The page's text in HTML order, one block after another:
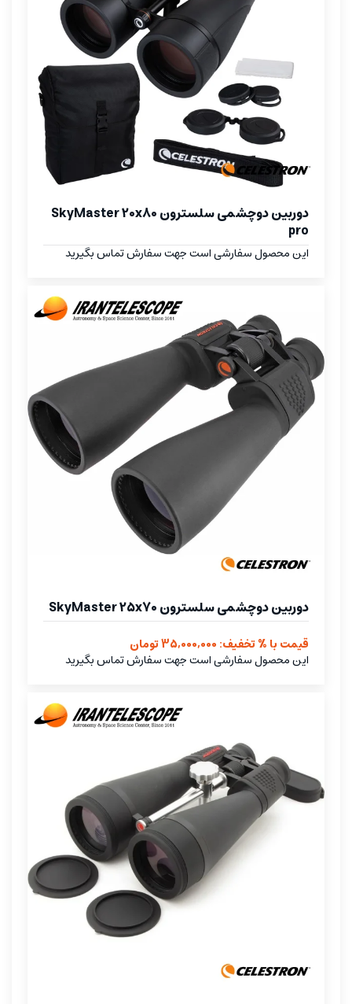
دوربین دوچشمی سلسترون SkyMaster 20x80
pro
این محصول سفارشی است جهت سفارش تماس بگیرید
دوربین دوچشمی سلسترون SkyMaster 25x70
قیمت با % تخفیف: 35,000,000 تومان
این محصول سفارشی است جهت سفارش تماس بگیرید